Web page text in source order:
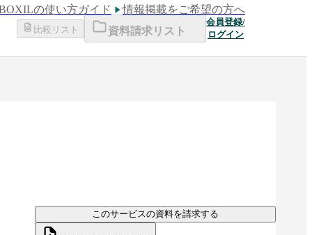
の使い方ガイド 情報掲載をご希望の方へ
比較リスト 資料請求リスト
会員登録/
ログイン
このサービスの資料を請求する